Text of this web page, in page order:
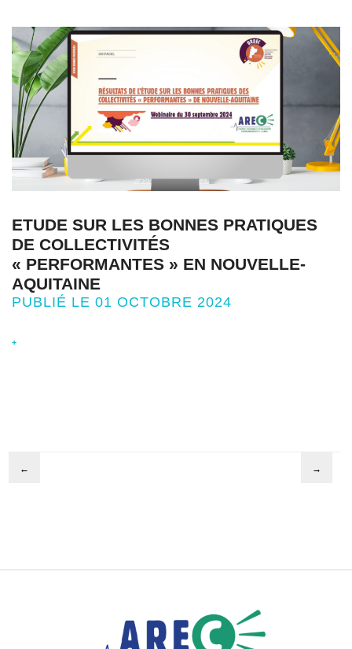
ETUDE SUR LES BONNES PRATIQUES
DE COLLECTIVITÉS
« PERFORMANTES » EN NOUVELLE-
AQUITAINE
PUBLIÉ LE 01 OCTOBRE 2024
+
← →